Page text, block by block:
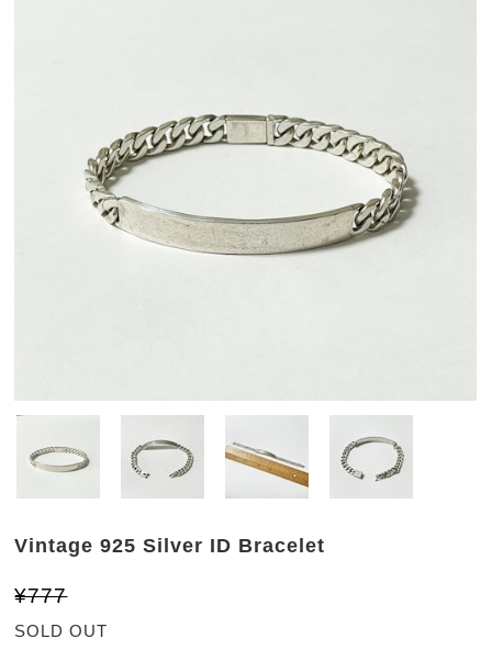
Vintage 925 Silver ID Bracelet
¥777
SOLD OUT